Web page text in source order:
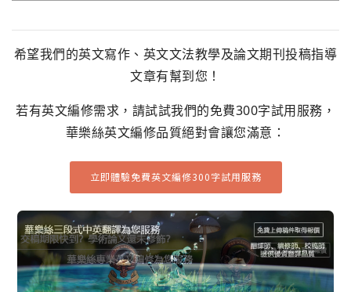
希望我們的英文寫作、英文文法教學及論文期刊投稿指導
文章有幫到您！
若有英文編修需求，請試試我們的免費300字試用服務，
華樂絲英文編修品質絕對會讓您滿意：
立即體驗免費英文編修300字試用服務